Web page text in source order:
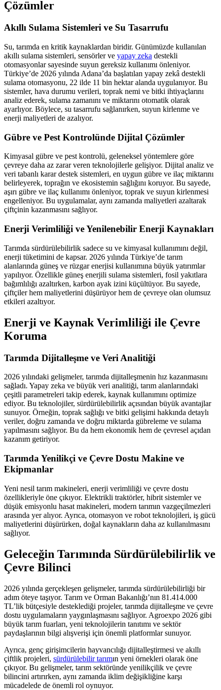
Çözümler
Akıllı Sulama Sistemleri ve Su Tasarrufu
Su, tarımda en kritik kaynaklardan biridir. Günümüzde kullanılan
akıllı sulama sistemleri, sensörler ve yapay zeka destekli
otomasyonlar sayesinde suyun gereksiz kullanımı önleniyor.
Türkiye’de 2026 yılında Adana’da başlatılan yapay zekâ destekli
sulama otomasyonu, 22 ilde 11 bin hektar alanda uygulanıyor. Bu
sistemler, hava durumu verileri, toprak nemi ve bitki ihtiyaçlarını
analiz ederek, sulama zamanını ve miktarını otomatik olarak
ayarlıyor. Böylece, su tasarrufu sağlanırken, suyun kirlenme ve
enerji maliyetleri de azalıyor.
Gübre ve Pest Kontrolünde Dijital Çözümler
Kimyasal gübre ve pest kontrolü, geleneksel yöntemlere göre
çevreye daha az zarar veren teknolojilerle gelişiyor. Dijital analiz ve
veri tabanlı karar destek sistemleri, en uygun gübre ve ilaç miktarını
belirleyerek, toprağın ve ekosistemin sağlığını koruyor. Bu sayede,
aşırı gübre ve ilaç kullanımı önleniyor, toprak ve suyun kirlenmesi
engelleniyor. Bu uygulamalar, aynı zamanda maliyetleri azaltarak
çiftçinin kazanmasını sağlıyor.
Enerji Verimliliği ve Yenilenebilir Enerji Kaynakları
Tarımda sürdürülebilirlik sadece su ve kimyasal kullanımını değil,
enerji tüketimini de kapsar. 2026 yılında Türkiye’de tarım
alanlarında güneş ve rüzgar enerjisi kullanımına büyük yatırımlar
yapılıyor. Özellikle güneş enerjili sulama sistemleri, fosil yakıtlara
bağımlılığı azaltırken, karbon ayak izini küçültüyor. Bu sayede,
çiftçiler hem maliyetlerini düşürüyor hem de çevreye olan olumsuz
etkileri azaltıyor.
Enerji ve Kaynak Verimliliği ile Çevre
Koruma
Tarımda Dijitalleşme ve Veri Analitiği
2026 yılındaki gelişmeler, tarımda dijitalleşmenin hız kazanmasını
sağladı. Yapay zeka ve büyük veri analitiği, tarım alanlarındaki
çeşitli parametreleri takip ederek, kaynak kullanımını optimize
ediyor. Bu teknolojiler, sürdürülebilirlik açısından büyük avantajlar
sunuyor. Örneğin, toprak sağlığı ve bitki gelişimi hakkında detaylı
veriler, doğru zamanda ve doğru miktarda gübreleme ve sulama
yapılmasını sağlıyor. Bu da hem ekonomik hem de çevresel açıdan
kazanım getiriyor.
Tarımda Yenilikçi ve Çevre Dostu Makine ve
Ekipmanlar
Yeni nesil tarım makineleri, enerji verimliliği ve çevre dostu
özellikleriyle öne çıkıyor. Elektrikli traktörler, hibrit sistemler ve
düşük emisyonlu hasat makineleri, modern tarımın vazgeçilmezleri
arasında yer alıyor. Ayrıca, otomasyon ve robot teknolojileri, iş gücü
maliyetlerini düşürürken, doğal kaynakların daha az kullanılmasını
sağlıyor.
Geleceğin Tarımında Sürdürülebilirlik ve
Çevre Bilinci
2026 yılında gerçekleşen gelişmeler, tarımda sürdürülebilirliği bir
adım öteye taşıyor. Tarım ve Orman Bakanlığı’nın 81.414.000
TL’lik bütçesiyle desteklediği projeler, tarımda dijitalleşme ve çevre
dostu uygulamaların yaygınlaşmasını sağlıyor. Agroexpo 2026 gibi
büyük tarım fuarları, yeni teknolojilerin tanıtımı ve sektör
paydaşlarının bilgi alışverişi için önemli platformlar sunuyor.
Ayrıca, genç girişimcilerin hayvancılığı dijitalleştirmesi ve akıllı
çiftlik projeleri, sürdürülebilir tarımın yeni örnekleri olarak öne
çıkıyor. Bu gelişmeler, tarım sektöründe yenilikçilik ve çevre
bilincini artırırken, aynı zamanda iklim değişikliğine karşı
mücadelede de önemli rol oynuyor.